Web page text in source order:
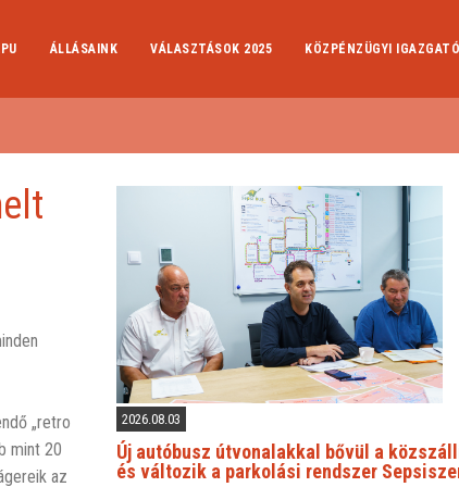
ÁLLÁSAINK VÁLASZTÁSOK 2025 KÖZPÉNZÜGYI
„retro
mint 20
az
2026.08.03
Új autóbusz útvonalakkal bővül a
és változik a parkolási rendszer